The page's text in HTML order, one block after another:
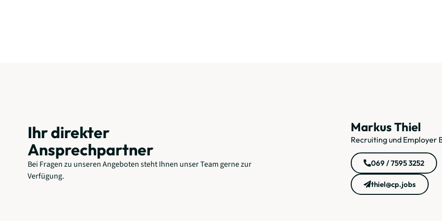
Ihr direkter
Ansprechpartner
Bei Fragen zu unseren Angeboten steht Ihnen unser Team gerne zur
Verfügung.
Markus Thiel
Recruiting und Employer
069 / 7595 3252
thiel@cp.jobs